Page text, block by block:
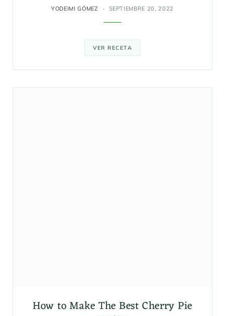
YODEIMI GÓMEZ SEPTIEMBRE 20, 2022
VER RECETA
How to Make The Best Cherry Pie